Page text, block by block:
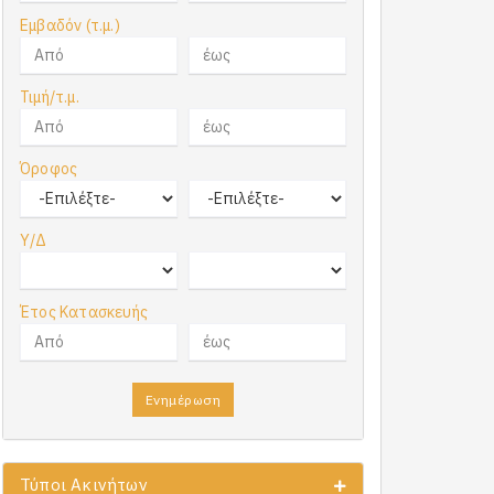
Εμβαδόν (τ.μ.)
Τιμή/τ.μ.
Όροφος
Υ/Δ
Έτος Κατασκευής
Ενημέρωση
Τύποι Ακινήτων